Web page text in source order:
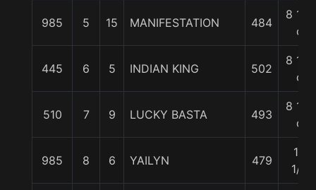
985 5 15 MANIFESTATION 484
8 1/4
c
445 6 5 INDIAN KING 502
8 1/4
c
510 7 9 LUCKY BASTA 493
8 1/4
c
985 8 6 YAILYN 479
12
1/2